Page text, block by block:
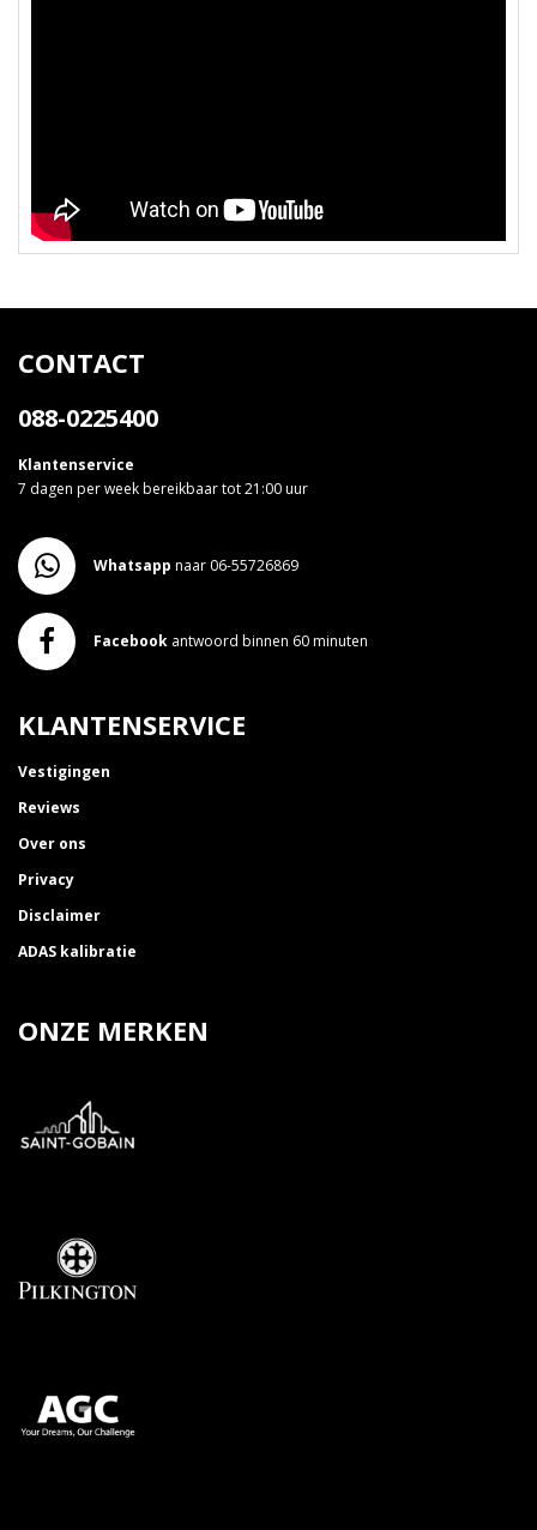
CONTACT
088-0225400
Klantenservice
7 dagen per week bereikbaar tot 21:00 uur
Whatsapp naar 06-55726869
Facebook antwoord binnen 60 minuten
KLANTENSERVICE
Vestigingen
Reviews
Over ons
Privacy
Disclaimer
ADAS kalibratie
ONZE MERKEN